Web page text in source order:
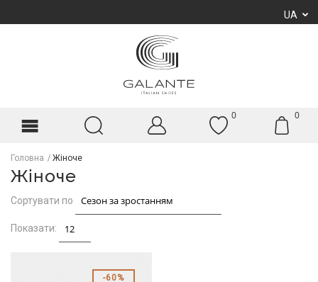
UA
0 0
Головна Жіноче
Жіноче
Сортувати по
Показати:
60%